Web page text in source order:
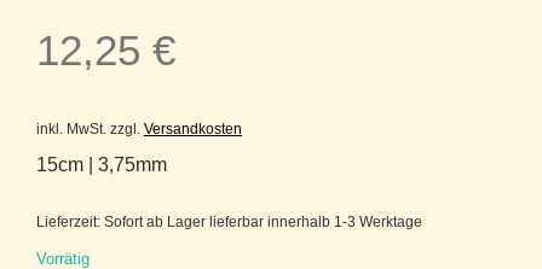
12,25 €
inkl. MwSt. zzgl. Versandkosten
15cm | 3,75mm
Lieferzeit: Sofort ab Lager lieferbar innerhalb 1-3 Werktage
Vorrätig